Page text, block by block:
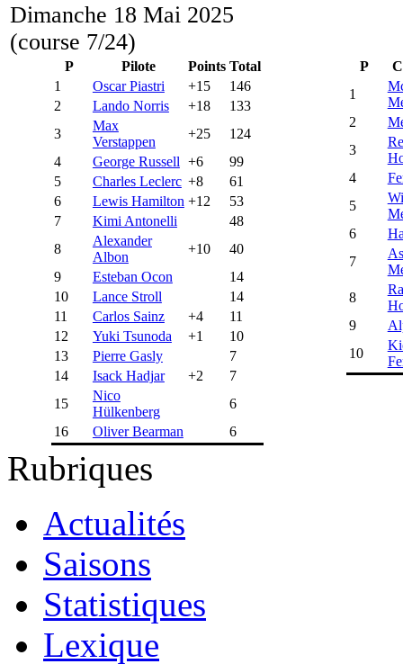
Dimanche 18 Mai 2025
(course 7/24)
P Pilote Points Total
1
Oscar Piastri +15
146
2
Lando Norris +18
133
3
Max
Verstappen
+25
124
4
George Russell +6
99
5
Charles Leclerc +8
61
6
Lewis Hamilton +12
53
7
Kimi Antonelli
48
8
Alexander
Albon
+10
40
9
Esteban Ocon
14
10
Lance Stroll
14
11
Carlos Sainz +4
11
12
Yuki Tsunoda +1
10
13
Pierre Gasly
7
14
Isack Hadjar +2
7
15
Nico
Hülkenberg
6
16
Oliver Bearman 6
P
1
2
3
4
5
6
7
8
9
10
Rubriques
Actualités
Saisons
Statistiques
Lexique